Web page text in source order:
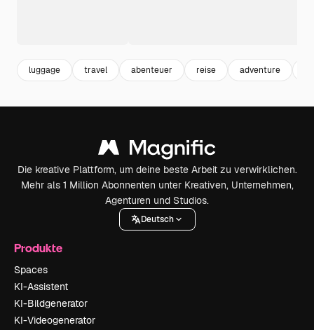
luggage travel abenteuer reise adventure
Die kreative Plattform, um deine beste Arbeit zu verwirklichen.
Mehr als 1 Million Abonnenten unter Kreativen, Unternehmen,
Agenturen und Studios.
Deutsch
Produkte
Spaces
KI-Assistent
KI-Bildgenerator
KI-Videogenerator